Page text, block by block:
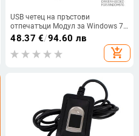
USB четец на пръстови
отпечатъци Модул за Windows 7
8 10 11 Hello Биометричен скенер
Катинар Защитен ключ за
лаптопи Модул за отключване на
48.37 €/94.60 лв
add_shopping_cart